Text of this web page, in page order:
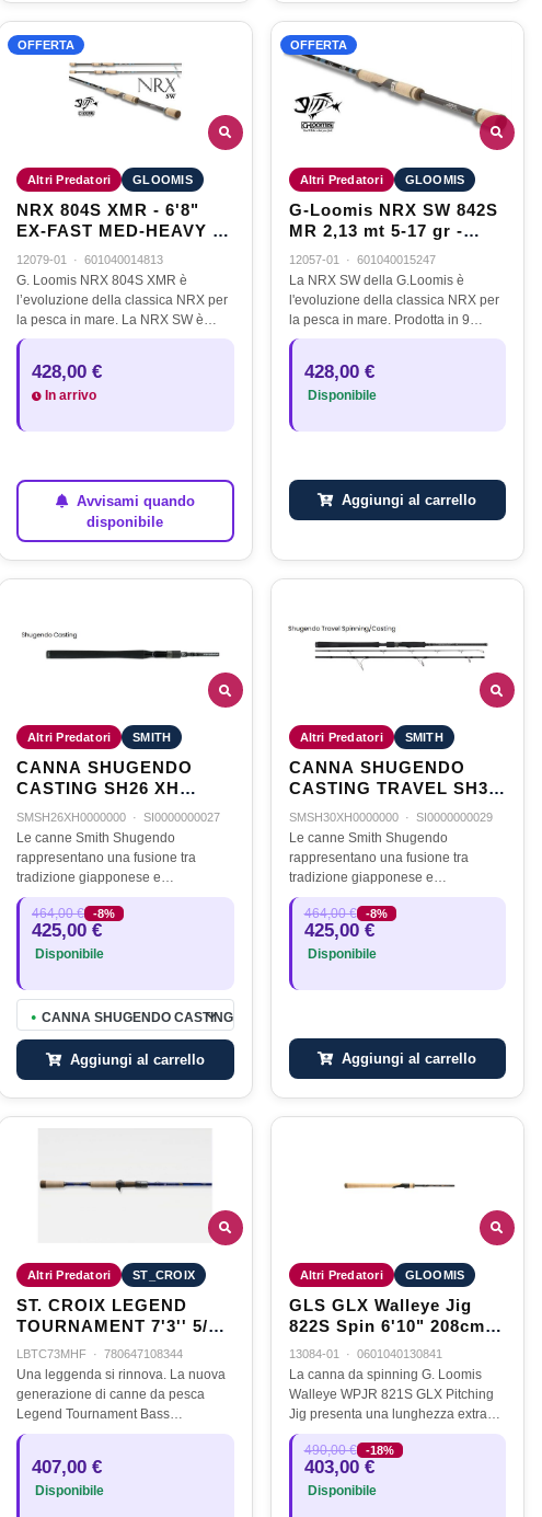
OFFERTA
Altri Predatori GLOOMIS
NRX 804S XMR - 6'8"
EX-FAST MED-HEAVY -
1/2 - 1 1/2 - BRAID 15-
30LB
12079-01 · 601040014813
G. Loomis NRX 804S XMR è
l’evoluzione della classica NRX per
la pesca in mare. La NRX SW è
studiata appositamente per tutti i
utilizzando il miglior materiale di…
428,00 €
In arrivo
Avvisami quando
disponibile
OFFERTA
Altri Predatori GLOOMIS
G-Loomis NRX SW 842S
MR 2,13 mt 5-17 gr -
BRAID 15-30LB
12057-01 · 601040015247
La NRX SW della G.Loomis è
l'evoluzione della classica NRX per
la pesca in mare. Prodotta in 9
modelli differenti, la NRX SW è
pescatori a spinning in mare,…
428,00 €
Disponibile
Aggiungi al carrello
42gr.
Altri Predatori SMITH
CANNA SHUGENDO
CASTING SH26 XH
2,30mt. - 40/120gr.
SMSH26XH0000000 · SI0000000027
Le canne Smith Shugendo
rappresentano una fusione tra
tradizione giapponese e
innovazione tecnologica, offrendo
agli appassionati di pesca strumenti
di alta qualità per diverse tecniche e
ambienti.…
464,00 € -8%
425,00 €
Disponibile
● CANNA SHUGENDO CASTING SH26 XH 2,30mt. - 40/120gr.
Aggiungi al carrello
Altri Predatori SMITH
CANNA SHUGENDO
CASTING TRAVEL SH30
XH 2,20mt. - 30/100gr.
SMSH30XH0000000 · SI0000000029
Le canne Smith Shugendo
rappresentano una fusione tra
tradizione giapponese e
innovazione tecnologica, offrendo
agli appassionati di pesca strumenti
di alta qualità per diverse tecniche e
ambienti.…
464,00 € -8%
425,00 €
Disponibile
Aggiungi al carrello
Altri Predatori ST_CROIX
ST. CROIX LEGEND
TOURNAMENT 7'3'' 5/16
1OZ
LBTC73MHF · 780647108344
Una leggenda si rinnova. La nuova
generazione di canne da pesca
Legend Tournament Bass
ridefinisce gli standard in termini di
prestazioni, incorporando il
contributo diretto…
407,00 €
Disponibile
Altri Predatori GLOOMIS
GLS GLX Walleye Jig
822S Spin 6'10" 208cm
1/8-3/8oz
13084-01 · 0601040130841
La canna da spinning G. Loomis
Walleye WPJR 821S GLX Pitching
Jig presenta una lunghezza extra
che aiuta ad estendere il lancio e
fornisce ami più positivi in acque
profonde. E' una canna che fa…
490,00 € -18%
403,00 €
Disponibile